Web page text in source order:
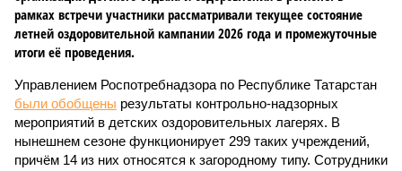
рамках встречи участники рассматривали текущее состояние
летней оздоровительной кампании 2026 года и промежуточные
итоги её проведения.
Управлением Роспотребнадзора по Республике Татарстан
были обобщены результаты контрольно-надзорных
мероприятий в детских оздоровительных лагерях. В
нынешнем сезоне функционирует 299 таких учреждений,
причём 14 из них относятся к загородному типу. Сотрудники